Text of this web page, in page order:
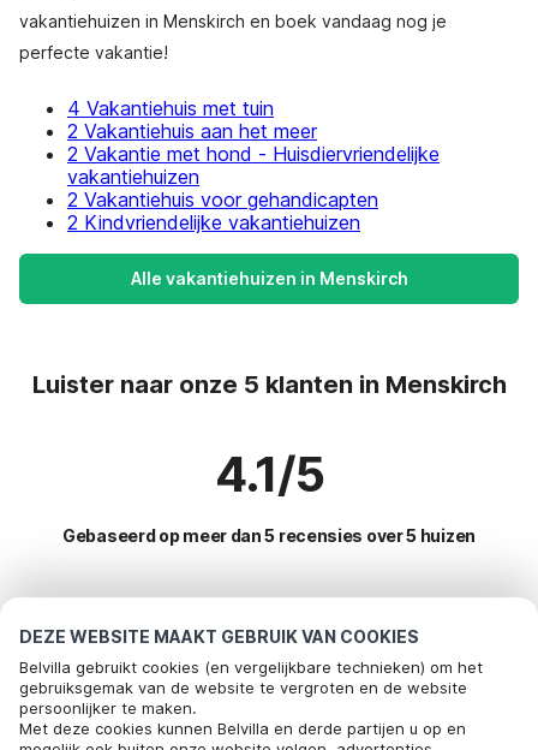
DEZE WEBSITE MAAKT GEBRUIK VAN COOKIES
Belvilla gebruikt cookies (en vergelijkbare technieken) om het
gebruiksgemak van de website te vergroten en de website
persoonlijker te maken.
Met deze cookies kunnen Belvilla en derde partijen u op en
vakantiehuizen in Menskirch en boek vandaag nog je
perfecte vakantie!
4 Vakantiehuis met tuin
2 Vakantiehuis aan het meer
2 Vakantie met hond - Huisdiervriendelijke
vakantiehuizen
2 Vakantiehuis voor gehandicapten
2 Kindvriendelijke vakantiehuizen
Alle vakantiehuizen in Menskirch
Luister naar onze 5 klanten in Menskirch
4.1/5
Gebaseerd op meer dan 5 recensies over 5 huizen
Meest populaire bestemmingen voor
vakantie
Top steden met top voorzieningen voor vakantie